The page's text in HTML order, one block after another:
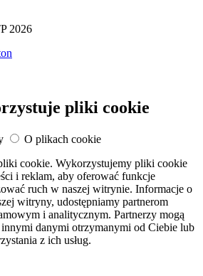
2026
pliki cookie
O plikach cookie
cookie. Wykorzystujemy pliki cookie
i reklam, aby oferować funkcje
ruch w naszej witrynie. Informacje o
witryny, udostępniamy partnerom
i analitycznym. Partnerzy mogą
innymi danymi otrzymanymi od Ciebie lub
z ich usług.